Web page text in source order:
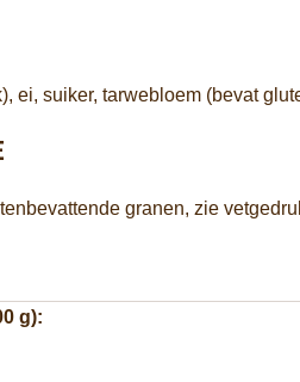
ei, suiker, tarwebloem (bevat
granen, zie
g):